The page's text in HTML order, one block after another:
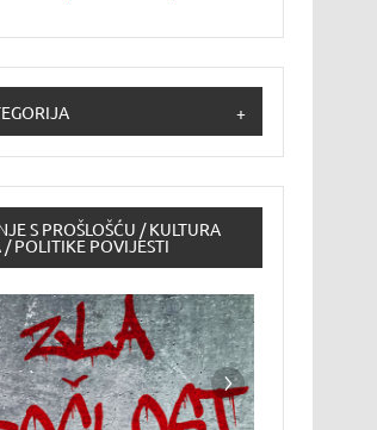
+
S PROŠLOŠĆU / KULTURA
/ POLITIKE POVIJESTI